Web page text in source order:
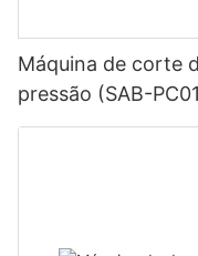
Máquina de corte
pressão (SAB-